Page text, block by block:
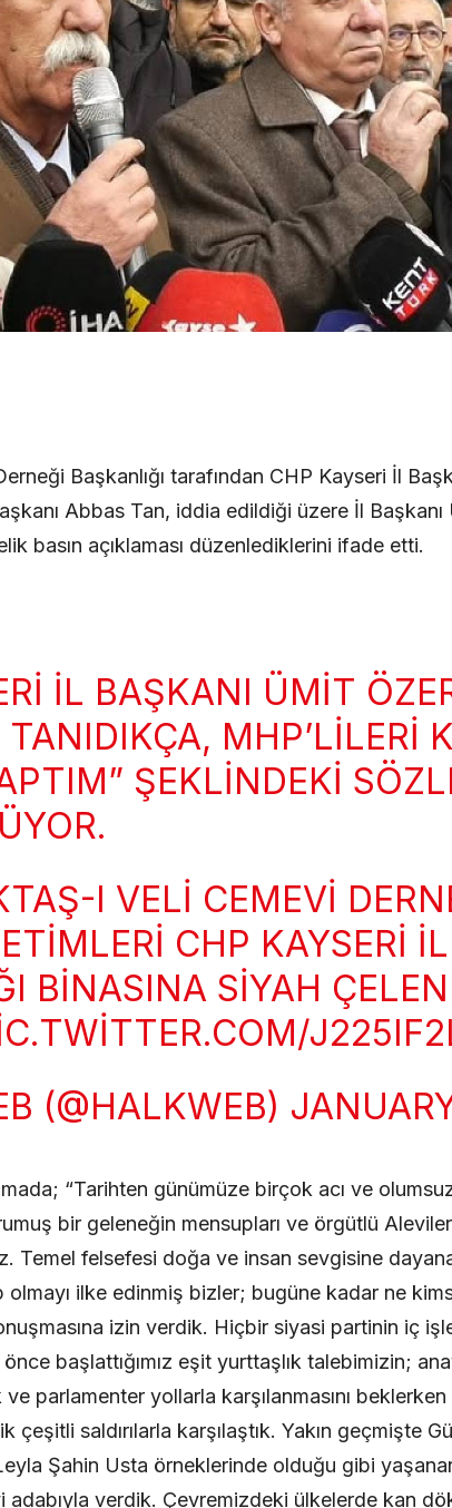
Başkanlığı tarafından CHP Kayseri İl
Abbas Tan, iddia edildiği üzere İl Başkanı
basın açıklaması düzenlediklerini ifade etti.
İL BAŞKANI ÜMIT
TANIDIKÇA, MHP’LILERI
ŞEKLINDEKI
I VELI CEMEVI
CHP KAYSERI İL
BINASINA SIYAH
(@HALKWEB)
“Tarihten günümüze birçok acı ve
bir geleneğin mensupları ve örgütlü
Temel felsefesi doğa ve insan sevgisine
olmayı ilke edinmiş bizler; bugüne kadar ne
izin verdik. Hiçbir siyasi partinin iç
başlattığımız eşit yurttaşlık talebimizin;
parlamenter yollarla karşılanmasını beklerken
çeşitli saldırılarla karşılaştık. Yakın geçmişte
Şahin Usta örneklerinde olduğu gibi
adabıyla verdik. Çevremizdeki ülkelerde kan